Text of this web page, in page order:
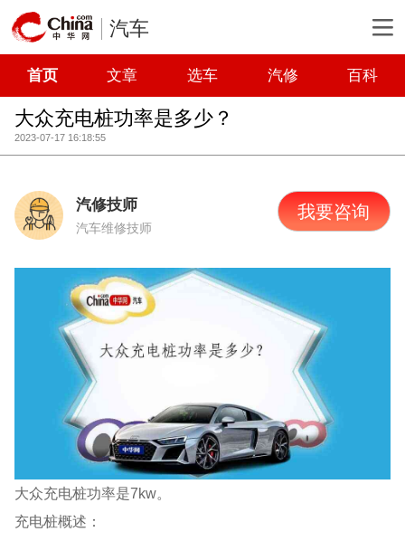
汽车
首页 文章 选车 汽修 百科
大众充电桩功率是多少？
2023-07-17 16:18:55
汽修技师
汽车维修技师
我要咨询
大众充电桩功率是7kw。
充电桩概述：